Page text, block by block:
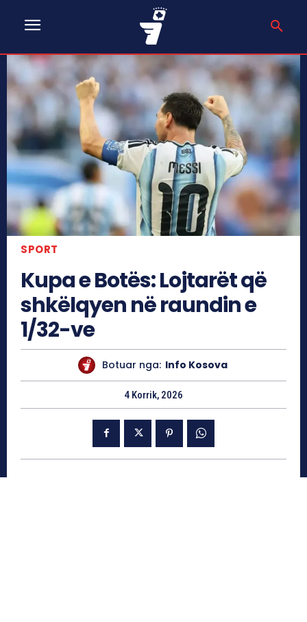
SPORT
Kupa e Botës: Lojtarët që
shkëlqyen në raundin e
1/32-ve
Botuar nga: Info Kosova
4 Korrik, 2026